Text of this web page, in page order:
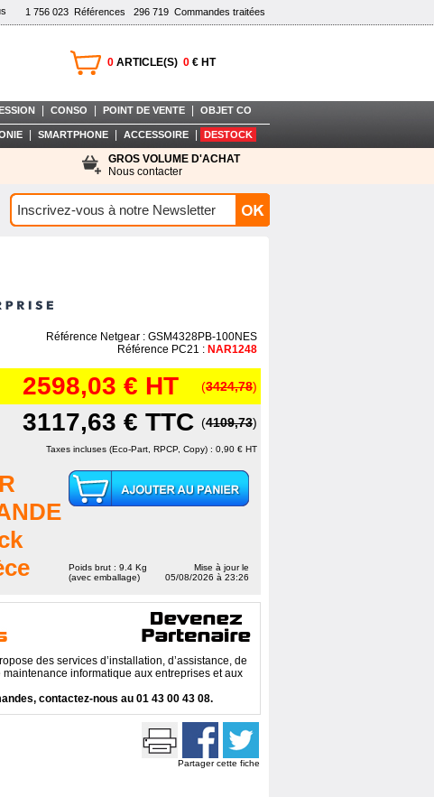
1 756 023 Références 296 719 Commandes traitées
0 ARTICLE(S) 0 € HT
CONSO POINT DE VENTE OBJET CO
SMARTPHONE ACCESSOIRE DESTOCK
GROS VOLUME D'ACHAT
Nous contacter
Référence Netgear : GSM4328PB-100NES
Référence PC21 : NAR1248
2598,03 € HT (3424,78)
3117,63 € TTC (4109,73)
Taxes incluses (Eco-Part, RPCP, Copy) : 0,90 € HT
Poids brut : 9.4 Kg
(avec emballage)
Mise à jour le
05/08/2026 à 23:26
des services d’installation, d’assistance, de
informatique aux entreprises et aux
contactez-nous au 01 43 00 43 08.
Partager cette fiche